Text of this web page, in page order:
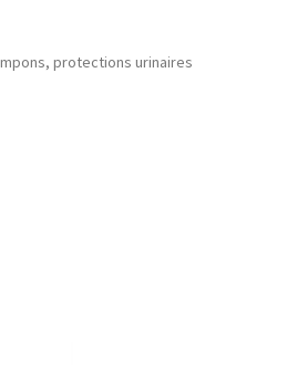
protections urinaires